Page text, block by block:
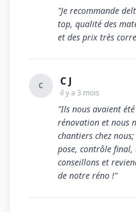
"Je recommande
top, qualité des
et des prix très
C C J
il y a 3 mois
"Ils nous avaient
rénovation et nous
chantiers chez
pose, contrôle
conseillons et
de notre réno !"